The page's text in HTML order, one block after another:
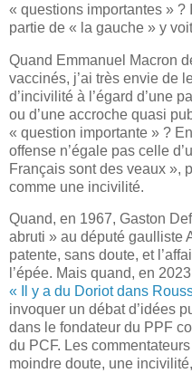
« questions importantes » ?
partie de « la gauche » y
Quand Emmanuel Macron
vaccinés, j’ai très envie de
d’incivilité à l’égard d’une
ou d’une accroche quasi
« question importante » ?
offense n’égale pas celle
Français sont des veaux »,
comme une incivilité.
Quand, en 1967, Gaston
abruti » au député gaulliste
patente, sans doute, et
l’épée. Mais quand, en
« Il y a du Doriot dans
invoquer un débat d’idées
dans le fondateur du PPF
du PCF. Les
moindre doute, une